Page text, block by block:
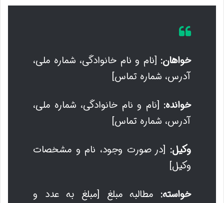
خواهان: [نام و نام خانوادگی، شماره ملی،
آدرس، شماره تماس]
خوانده: [نام و نام خانوادگی، شماره ملی،
آدرس، شماره تماس]
وکیل: [در صورت وجود، نام و مشخصات
وکیل]
خواسته: مطالبه مبلغ [مبلغ به عدد و